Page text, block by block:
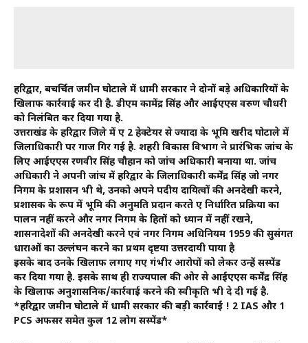
हरिद्वार, बहुचर्चित जमीन घोटाले में धामी सरकार ने दोनों बड़े अधिकारियों के
खिलाफ कार्रवाई कर दी है. डीएम कामेंद्र सिंह और आईएएस वरुण चौधरी
को निलंबित कर दिया गया है.
उत्तराखंड के हरिद्वार जिले में हुए 2 हेक्टेयर से ज्यादा के भूमि खरीद घोटाले में
जिलाधिकारी पर गाज गिर गई है. शहरी विकास विभाग ने प्रारंभिक जांच के
लिए आईएएस रणवीर सिंह चौहान को जांच अधिकारी बनाया था. जांच
अधिकारी ने अपनी जांच में हरिद्वार के जिलाधिकारी कर्मेंद्र सिंह जो नगर
निगम के प्रशासन भी थे, उनको अपने पदीय दायित्वों की अनदेखी करने,
प्रशासक के रूप में भूमि की अनुमति प्रदान करते हुए निर्धारित प्रक्रिया का
पालन नहीं करने और नगर निगम के हितों को ध्यान में नहीं रखने,
शासनादेशों की अनदेखी करने एवं नगर निगम अधिनियम 1959 की सुसंगत
धाराओं का उल्लंघन करने का प्रथम दृष्टया उत्तरदायी पाया है
इसके बाद उनके खिलाफ लगाए गए गंभीर आरोपों को लेकर उन्हें सस्पेंड
कर दिया गया है. इसके साथ ही राज्यपाल की ओर से आईएएस कर्मेंद्र सिंह
के खिलाफ अनुशासनिक/कार्रवाई करने की स्वीकृति भी दे दी गई है.
*हरिद्वार जमीन घोटाले में धामी सरकार की बड़ी कार्रवाई ! 2 IAS और 1
PCS अफसर समेत कुल 12 लोग सस्पेंड*